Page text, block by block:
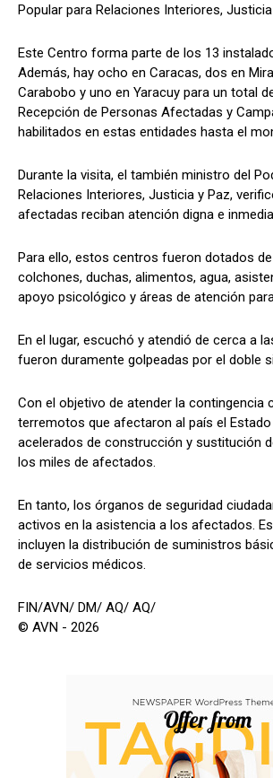
Popular para Relaciones Interiores,
Este Centro forma parte de los 13
Además, hay ocho en Caracas, dos en
Carabobo y uno en Yaracuy para un total
Recepción de Personas Afectadas y
habilitados en estas entidades hasta el
Durante la visita, el también ministro del
Relaciones Interiores, Justicia y Paz,
afectadas reciban atención digna e
Para ello, estos centros fueron dotados
colchones, duchas, alimentos, agua,
apoyo psicológico y áreas de atención
En el lugar, escuchó y atendió de cerca a
fueron duramente golpeadas por el doble
Con el objetivo de atender la contingencia
terremotos que afectaron al país el
acelerados de construcción y sustitución
los miles de afectados.
En tanto, los órganos de seguridad
activos en la asistencia a los afectados.
incluyen la distribución de suministros
de servicios médicos.
FIN/AVN/ DM/ AQ/ AQ/
© AVN - 2026